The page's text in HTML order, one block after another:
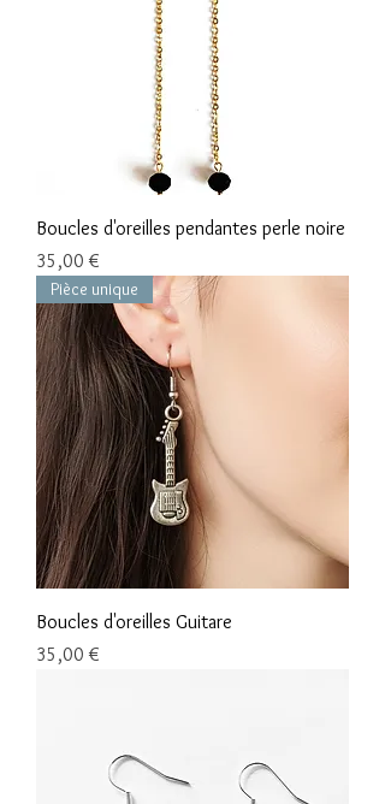
Boucles d'oreilles pendantes perle noire
Prix
35,00 €
Pièce unique
Boucles d'oreilles Guitare
Prix
35,00 €